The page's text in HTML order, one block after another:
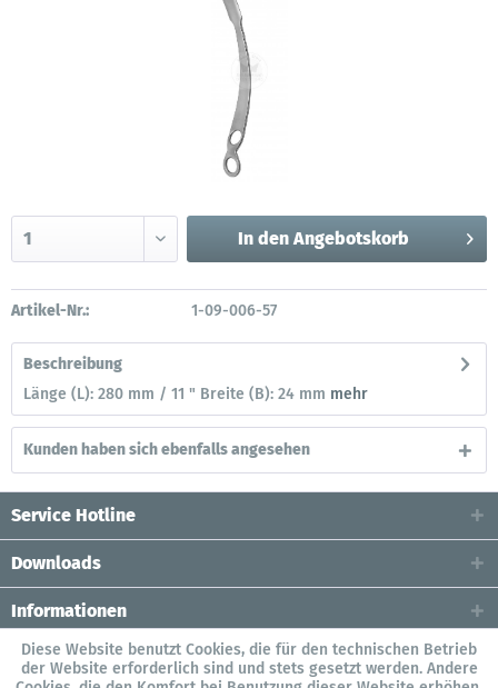
In den Angebotskorb
Artikel-Nr.: 1-09-006-57
Beschreibung
Länge (L): 280 mm / 11 " Breite (B): 24 mm mehr
Kunden haben sich ebenfalls angesehen
Service Hotline
Downloads
Informationen
Diese Website benutzt Cookies, die für den technischen Betrieb
der Website erforderlich sind und stets gesetzt werden. Andere